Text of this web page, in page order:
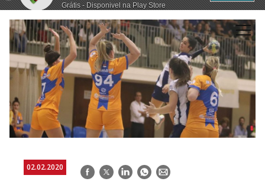
Grátis - Disponivel na Play Store
02.02.2020 Facebook
TwitterLinkedInWhatsApp
E-